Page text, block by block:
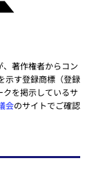
著作権者からコン
示す登録商標（登録
を掲示しているサ
会のサイトでご確認